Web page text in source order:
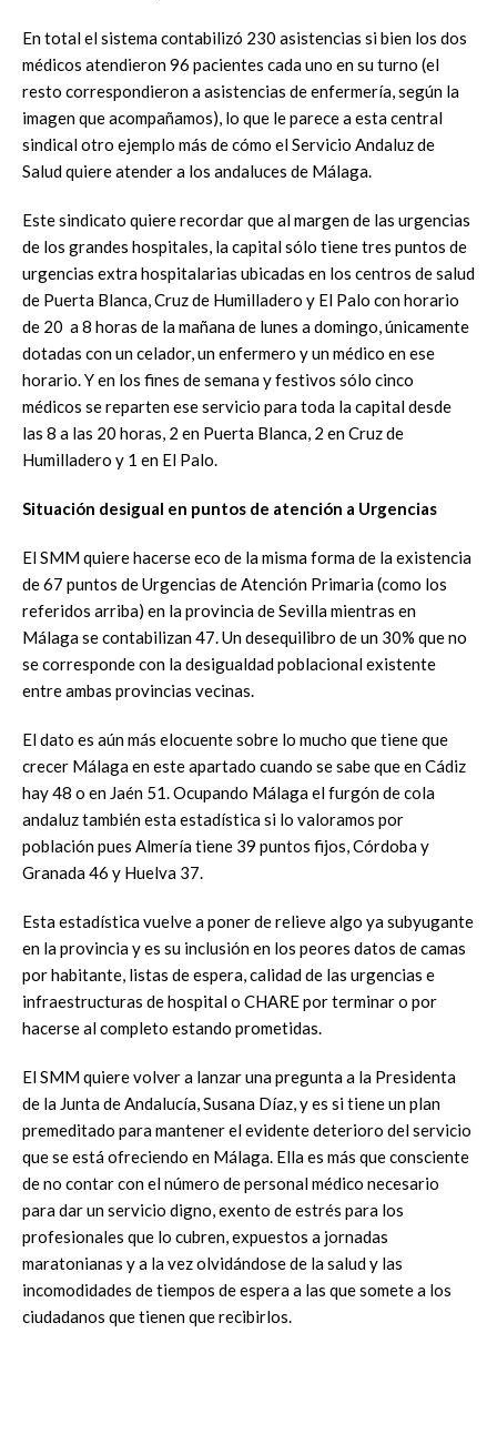
En total el sistema contabilizó 230 asistencias si bien los dos
médicos atendieron 96 pacientes cada uno en su turno (el
resto correspondieron a asistencias de enfermería, según la
imagen que acompañamos), lo que le parece a esta central
sindical otro ejemplo más de cómo el Servicio Andaluz de
Salud quiere atender a los andaluces de Málaga.
Este sindicato quiere recordar que al margen de las urgencias
de los grandes hospitales, la capital sólo tiene tres puntos de
urgencias extra hospitalarias ubicadas en los centros de salud
de Puerta Blanca, Cruz de Humilladero y El Palo con horario
de 20 a 8 horas de la mañana de lunes a domingo, únicamente
dotadas con un celador, un enfermero y un médico en ese
horario. Y en los fines de semana y festivos sólo cinco
médicos se reparten ese servicio para toda la capital desde
las 8 a las 20 horas, 2 en Puerta Blanca, 2 en Cruz de
Humilladero y 1 en El Palo.
Situación desigual en puntos de atención a Urgencias
El SMM quiere hacerse eco de la misma forma de la existencia
de 67 puntos de Urgencias de Atención Primaria (como los
referidos arriba) en la provincia de Sevilla mientras en
Málaga se contabilizan 47. Un desequilibro de un 30% que no
se corresponde con la desigualdad poblacional existente
entre ambas provincias vecinas.
El dato es aún más elocuente sobre lo mucho que tiene que
crecer Málaga en este apartado cuando se sabe que en Cádiz
hay 48 o en Jaén 51. Ocupando Málaga el furgón de cola
andaluz también esta estadística si lo valoramos por
población pues Almería tiene 39 puntos fijos, Córdoba y
Granada 46 y Huelva 37.
Esta estadística vuelve a poner de relieve algo ya subyugante
en la provincia y es su inclusión en los peores datos de camas
por habitante, listas de espera, calidad de las urgencias e
infraestructuras de hospital o CHARE por terminar o por
hacerse al completo estando prometidas.
El SMM quiere volver a lanzar una pregunta a la Presidenta
de la Junta de Andalucía, Susana Díaz, y es si tiene un plan
premeditado para mantener el evidente deterioro del servicio
que se está ofreciendo en Málaga. Ella es más que consciente
de no contar con el número de personal médico necesario
para dar un servicio digno, exento de estrés para los
profesionales que lo cubren, expuestos a jornadas
maratonianas y a la vez olvidándose de la salud y las
incomodidades de tiempos de espera a las que somete a los
ciudadanos que tienen que recibirlos.